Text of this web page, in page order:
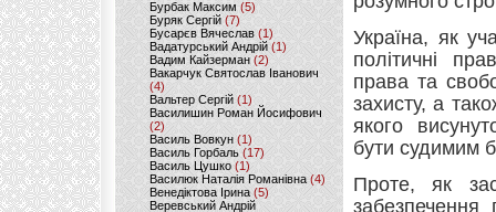
Бурбак Максим (5)
Буряк Сергій (7)
Бусарєв Вячеслав (1)
Вадатурський Андрій (1)
Вадим Кайзерман (2)
Вакарчук Святослав Іванович
(4)
Вальтер Сергій (1)
Василишин Роман Йосифович
(2)
Василь Вовкун (1)
Василь Горбаль (17)
Василь Цушко (1)
Василюк Наталія Романівна (4)
Венедіктова Ірина(5)
Веревський Андрій
Україна, як
політичні
права та
захисту, а
якого
бути судимим
Проте, як